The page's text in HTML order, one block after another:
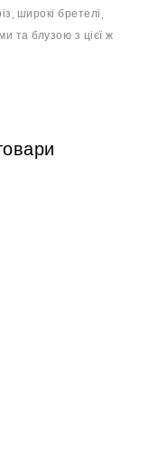
широкі бретелі,
та блузою з цієї ж